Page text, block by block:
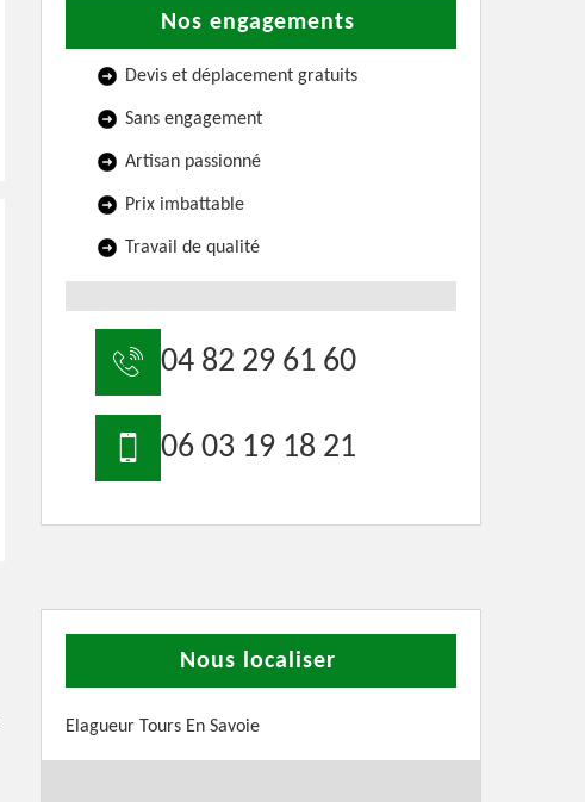
Nos engagements
Devis et déplacement gratuits
Sans engagement
Artisan passionné
Prix imbattable
Travail de qualité
04 82 29 61 60
06 03 19 18 21
Nous localiser
Elagueur Tours En Savoie